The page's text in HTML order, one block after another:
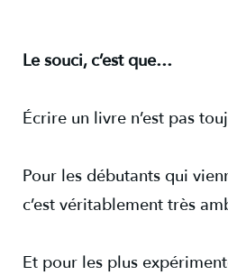
Le souci, c’est que…
Écrire un livre n’est pas
Pour les débutants qui
c’est véritablement très
Et pour les plus